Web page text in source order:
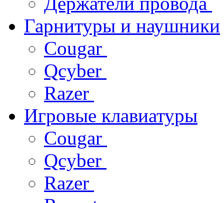
Гарнитуры и наушники
Cougar
Qcyber
Razer
Игровые клавиатуры
Cougar
Qcyber
Razer